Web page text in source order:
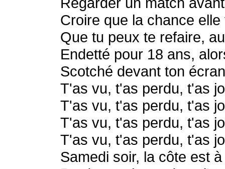
Croire que la chance
Que tu peux te refaire,
Endetté pour 18 ans,
Scotché devant ton
T'as vu, t'as perdu, t'as
T'as vu, t'as perdu, t'as
T'as vu, t'as perdu, t'as
T'as vu, t'as perdu, t'as
Samedi soir, la côte est